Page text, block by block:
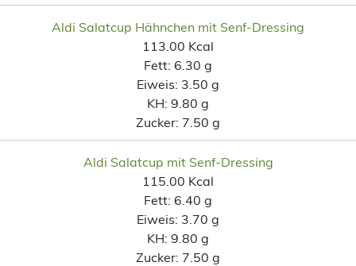
Aldi Salatcup Hähnchen mit Senf-Dressing
113.00 Kcal
Fett: 6.30 g
Eiweis: 3.50 g
KH: 9.80 g
Zucker: 7.50 g
Aldi Salatcup mit Senf-Dressing
115.00 Kcal
Fett: 6.40 g
Eiweis: 3.70 g
KH: 9.80 g
Zucker: 7.50 g